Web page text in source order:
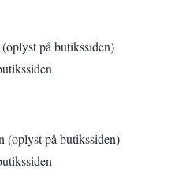
på butikssiden)
(oplyst på butikssiden)